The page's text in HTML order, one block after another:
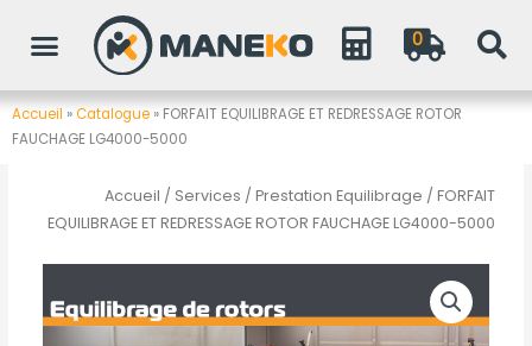
0
Accueil »Catalogue » FORFAIT EQUILIBRAGE ET REDRESSAGE ROTOR
FAUCHAGE LG4000-5000
Accueil / Services / Prestation Equilibrage / FORFAIT
EQUILIBRAGE ET REDRESSAGE ROTOR FAUCHAGE LG4000-5000